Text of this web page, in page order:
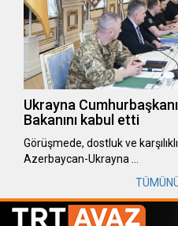
Ukrayna
Bakanını kabul etti
Görüşmede, dostluk ve
Azerbaycan-Ukrayna …